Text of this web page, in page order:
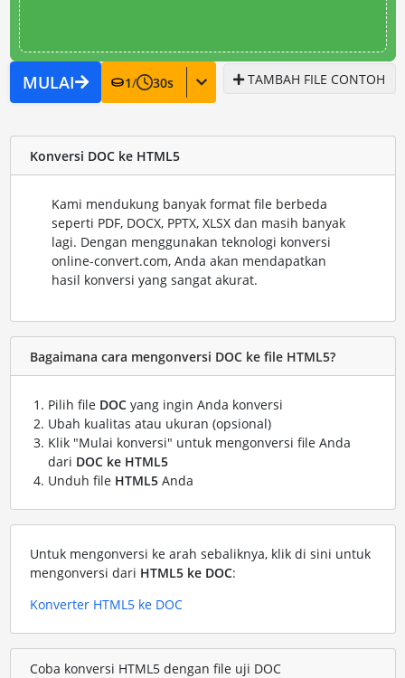
MULAI 1/ 30s TAMBAH FILE CONTOH
Konversi DOC ke HTML5
Kami mendukung banyak format file berbeda
seperti PDF, DOCX, PPTX, XLSX dan masih banyak
lagi. Dengan menggunakan teknologi konversi
online-convert.com, Anda akan mendapatkan
hasil konversi yang sangat akurat.
Bagaimana cara mengonversi DOC ke file HTML5?
Pilih file DOCyang ingin Anda konversi
Ubah kualitas atau ukuran (opsional)
Klik "Mulai konversi" untuk mengonversi file Anda
dari DOC ke HTML5
Unduh file HTML5Anda
Untuk mengonversi ke arah sebaliknya, klik di sini untuk
mengonversi dari HTML5 ke DOC:
Konverter HTML5 ke DOC
Coba konversi HTML5 dengan file uji DOC